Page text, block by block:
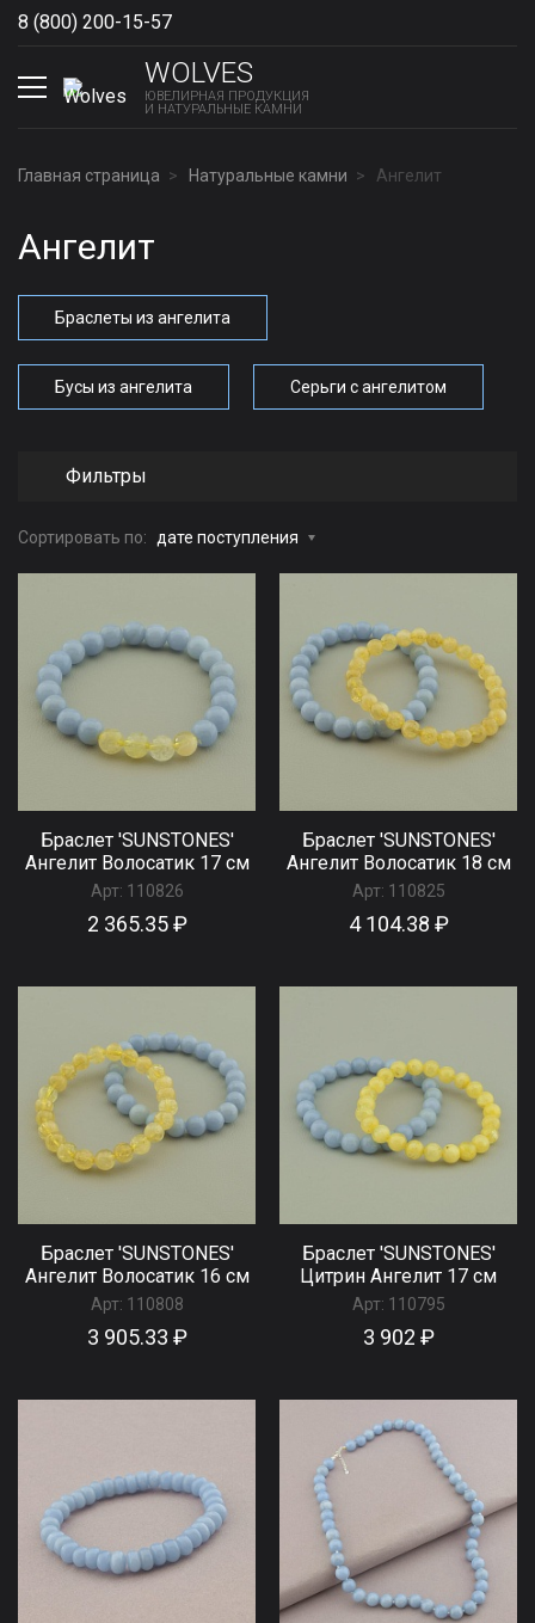
8 (800) 200-15-57
WOLVES
ЮВЕЛИРНАЯ ПРОДУКЦИЯ
И НАТУРАЛЬНЫЕ КАМНИ
Главная страница Натуральные камни Ангелит
Ангелит
Браслеты из ангелита
Бусы из ангелита Серьги с ангелитом
Фильтры
Сортировать по: дате поступления
Браслет 'SUNSTONES'
Ангелит Волосатик 17 см
Арт: 110826
2 365.35 ₽
Браслет 'SUNSTONES'
Ангелит Волосатик 18 см
Арт: 110825
4 104.38 ₽
Браслет 'SUNSTONES'
Ангелит Волосатик 16 см
Арт: 110808
3 905.33 ₽
Браслет 'SUNSTONES'
Цитрин Ангелит 17 см
Арт: 110795
3 902 ₽